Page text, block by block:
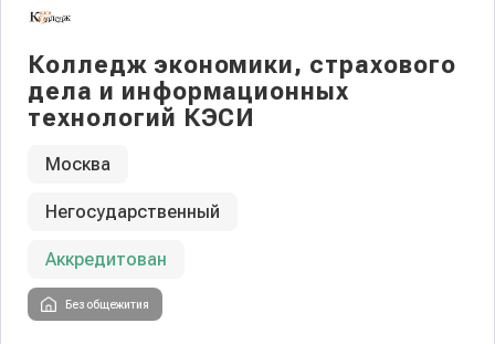
Колледж экономики, страхового
дела и информационных
технологий КЭСИ
Москва
Негосударственный
Аккредитован
Без общежития